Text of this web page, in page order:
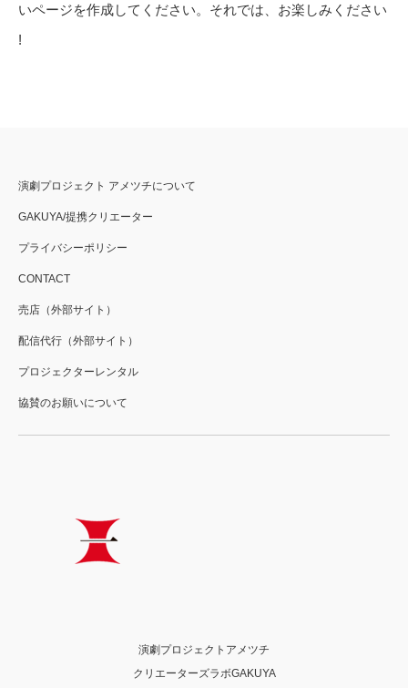
いページを作成してください。それでは、お楽しみください
!
演劇プロジェクト アメツチについて
GAKUYA/提携クリエーター
プライバシーポリシー
CONTACT
売店（外部サイト）
配信代行（外部サイト）
プロジェクターレンタル
協賛のお願いについて
演劇プロジェクトアメツチ
クリエーターズラボGAKUYA